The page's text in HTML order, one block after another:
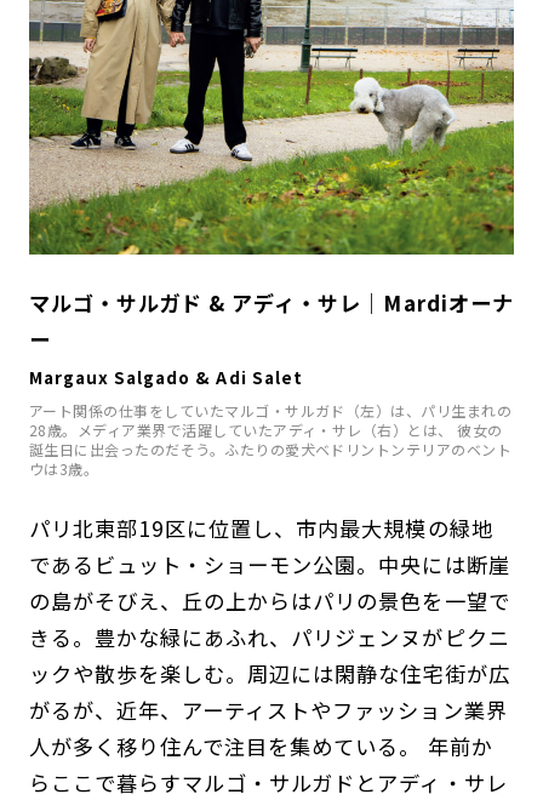
マルゴ・サルガド & アディ・サレ｜Mardiオーナ
ー
Margaux Salgado & Adi Salet
アート関係の仕事をしていたマルゴ・サルガド（左）は、パリ生まれの
28歳。メディア業界で活躍していたアディ・サレ（右）とは、 彼女の
誕生日に出会ったのだそう。ふたりの愛犬ベドリントンテリアのベント
ウは3歳。
パリ北東部19区に位置し、市内最大規模の緑地
であるビュット・ショーモン公園。中央には断崖
の島がそびえ、丘の上からはパリの景色を一望で
きる。豊かな緑にあふれ、パリジェンヌがピクニ
ックや散歩を楽しむ。周辺には閑静な住宅街が広
がるが、近年、アーティストやファッション業界
人が多く移り住んで注目を集めている。 年前か
らここで暮らすマルゴ・サルガドとアディ・サレ